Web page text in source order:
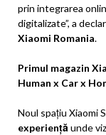
prin integrarea
digitalizate”, a
Xiaomi Romania.
Primul magazin
Human x Car x
Noul spațiu Xiaomi
experiență unde